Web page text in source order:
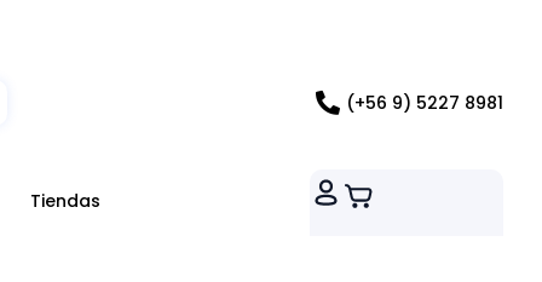
(+56 9) 5227 8981
Tiendas